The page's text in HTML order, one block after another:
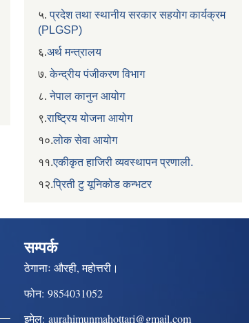
५.प्रदेश तथा स्थानीय सरकार सहयाेग कार्यक्रम
(PLGSP)
६.अर्थ मन्त्रालय
७.केन्द्रीय पंजीकरण विभाग
८.नेपाल कानुन आयोग
९.राष्ट्रिय योजना आयोग
१०.लोक सेवा आयोग
११.एकीकृत हाजिरी व्यवस्थापन प्रणाली.
१२.प्रिती टु यूनिकोड कन्भटर
सम्पर्क
ठेगानाः औरही, महोत्तरी।
फोन: 9854031052
इमेल: aurahimunmahottari@gmail.com